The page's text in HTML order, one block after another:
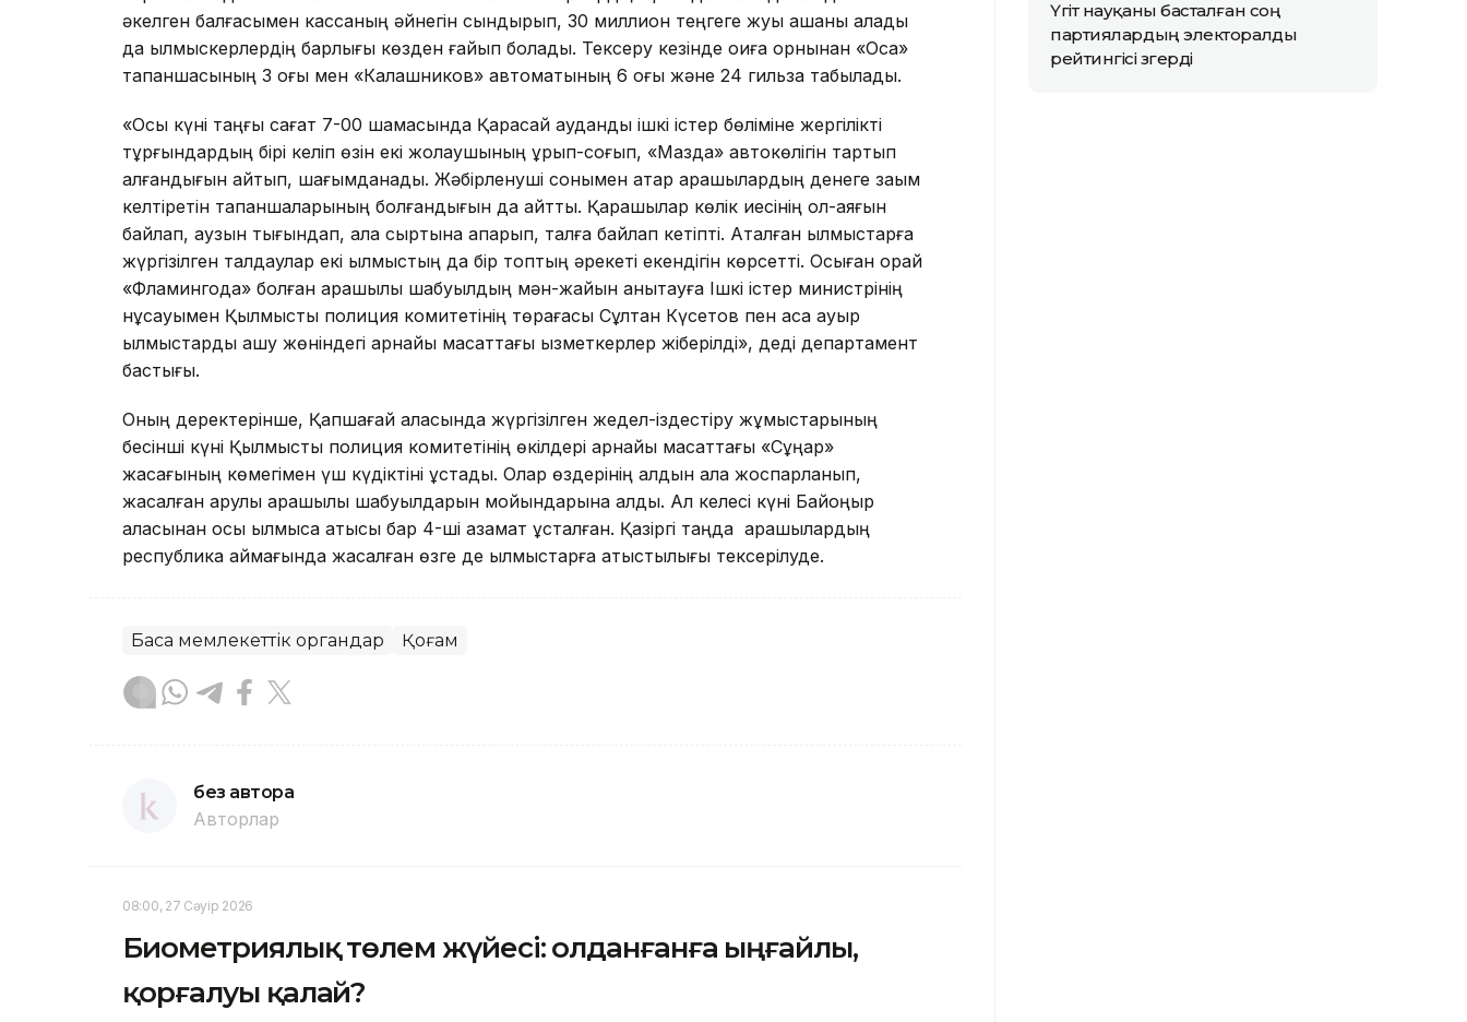
әкелген балғасымен кассаның әйнегін сындырып, 30 миллион теңгеге жуық ақшаны алады
да қылмыскерлердің барлығы көзден ғайып болады. Тексеру кезінде оқиға орнынан «Оса»
тапаншасының 3 оғы мен «Калашников» автоматының 6 оғы және 24 гильза табылады.
«Осы күні таңғы сағат 7-00 шамасында Қарасай аудандық ішкі істер бөліміне жергілікті
тұрғындардың бірі келіп өзін екі жолаушының ұрып-соғып, «Мазда» автокөлігін тартып
алғандығын айтып, шағымданады. Жәбірленуші сонымен қатар қарақшылардың денеге зақым
келтіретін тапаншаларының болғандығын да айтты. Қарақшылар көлік иесінің қол-аяғын
байлап, аузын тығындап, қала сыртына апарып, талға байлап кетіпті. Аталған қылмыстарға
жүргізілген талдаулар екі қылмыстың да бір топтың әрекеті екендігін көрсетті. Осыған орай
«Фламингода» болған қарақшылық шабуылдың мән-жайын анықтауға Ішкі істер министрінің
нұсқауымен Қылмыстық полиция комитетінің төрағасы Сұлтан Күсетов пен аса ауыр
қылмыстарды ашу жөніндегі арнайы мақсаттағы қызметкерлер жіберілді», деді департамент
бастығы.
Оның деректерінше, Қапшағай қаласында жүргізілген жедел-іздестіру жұмыстарының
бесінші күні Қылмыстық полиция комитетінің өкілдері арнайы мақсаттағы «Сұңқар»
жасағының көмегімен үш күдіктіні ұстады. Олар өздерінің алдын ала жоспарланып,
жасалған қарулы қарақшылық шабуылдарын мойындарына алды. Ал келесі күні Байқоңыр
қаласынан осы қылмысқа қатысы бар 4-ші азамат ұсталған. Қазіргі таңда қарақшылардың
республика аймағында жасалған өзге де қылмыстарға қатыстылығы тексерілуде.
Басқа мемлекеттік органдар Қоғам
без автора
Авторлар
08:00, 27 Сәуір 2026
Биометриялық төлем жүйесі: Қолданғанға ыңғайлы,
қорғалуы қалай?
Үгіт науқаны басталған соң
партиялардың электоралды
рейтингісі өзгерді